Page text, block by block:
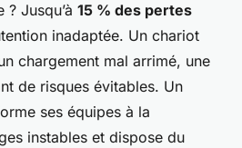
Jusqu’à 15 % des pertes
inadaptée. Un chariot
chargement mal arrimé, une
de risques évitables. Un
ses équipes à la
instables et dispose du